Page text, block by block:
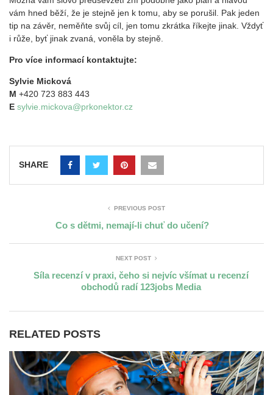
vám hned běží, že je stejně jen k tomu, aby se porušil. Pak jeden
tip na závěr, neměňte svůj cíl, jen tomu zkrátka říkejte jinak. Vždyť
i růže, byť jinak zvaná, voněla by stejně.
Pro více informací kontaktujte:
Sylvie Micková
M +420 723 883 443
E sylvie.mickova@prkonektor.cz
SHARE
PREVIOUS POST
Co s dětmi, nemají-li chuť do učení?
NEXT POST
Síla recenzí v praxi, čeho si nejvíc všímat u recenzí
obchodů radí 123jobs Media
RELATED POSTS